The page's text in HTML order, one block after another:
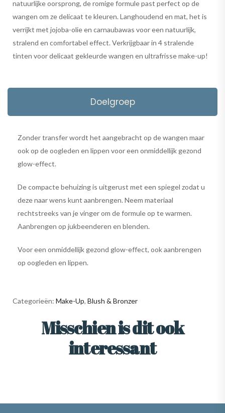
natuurlijke oorsprong, de romige formule past perfect op de
wangen om ze delicaat te kleuren. Langhoudend en mat, het is
verrijkt met jojoba-olie en carnaubawas voor een natuurlijk,
stralend en comfortabel effect. Verkrijgbaar in 4 stralende
tinten voor delicaat gekleurde wangen en ultrafrisse make-up!
Doelgroep
Zonder transfer wordt het aangebracht op de wangen maar
ook op de oogleden en lippen voor een onmiddellijk gezond
glow-effect.
De compacte behuizing is uitgerust met een spiegel zodat u
deze naar wens kunt aanbrengen. Neem materiaal
rechtstreeks van je vinger om de formule op te warmen.
Aanbrengen op jukbeenderen en blenden.
Voor een onmiddellijk gezond glow-effect, ook aanbrengen
op oogleden en lippen.
Categorieën: Make-Up, Blush & Bronzer
Misschien is dit ook
interessant